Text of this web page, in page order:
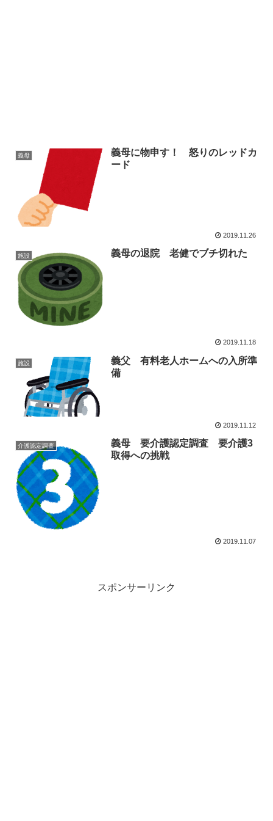
義母
義母に物申す！ 怒りのレッドカ
ード
2019.11.26
施設 義母の退院 老健でブチ切れた
2019.11.18
施設
義父 有料老人ホームへの入所準
備
2019.11.12
介護認定調査
義母 要介護認定調査 要介護3
取得への挑戦
2019.11.07
スポンサーリンク